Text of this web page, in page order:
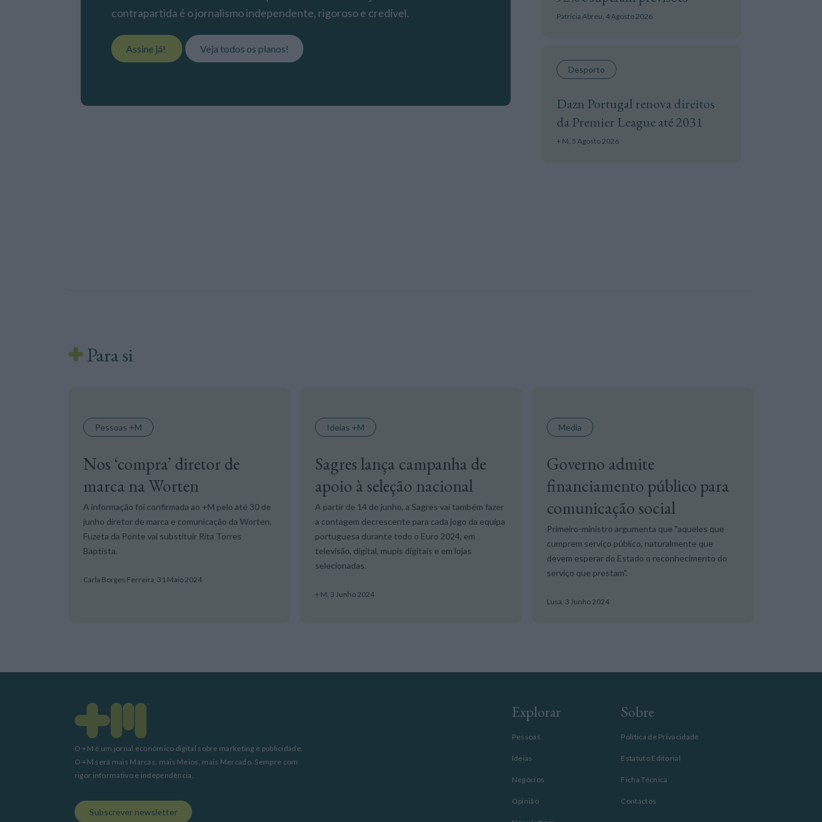
contrapartida é o jornalismo independente, rigoroso e credível.
Assine já! Veja todos os planos!
Patrícia Abreu, 4 Agosto 2026
Desporto
Dazn Portugal renova direitos
da Premier League até 2031
+ M, 5 Agosto 2026
Para si
Pessoas +M
Nos ‘compra’ diretor de
marca na Worten
A informação foi confirmada ao +M pelo até 30 de
junho diretor de marca e comunicação da Worten.
Fuzeta da Ponte vai substituir Rita Torres
Baptista.
Carla Borges Ferreira, 31 Maio 2024
Ideias +M
Sagres lança campanha de
apoio à seleção nacional
A partir de 14 de junho, a Sagres vai também fazer
a contagem decrescente para cada jogo da equipa
portuguesa durante todo o Euro 2024, em
televisão, digital, mupis digitais e em lojas
selecionadas.
+ M, 3 Junho 2024
Media
Governo admite
financiamento público para
comunicação social
Primeiro-ministro argumenta que "aqueles que
cumprem serviço público, naturalmente que
devem esperar do Estado o reconhecimento do
serviço que prestam".
Lusa, 3 Junho 2024
O +M é um jornal económico digital sobre marketing e publicidade.
O +M será mais Marcas, mais Meios, mais Mercado. Sempre com
rigor informativo e independência.
Subscrever newsletter
Explorar
Pessoas
Ideias
Negócios
Opinião
Sobre
Política de Privacidade
Estatuto Editorial
Ficha Técnica
Contactos